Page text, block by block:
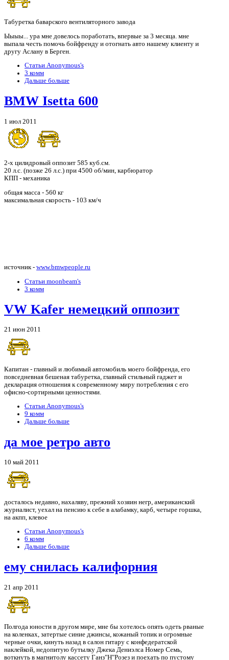
Табуретка баварского вентиляторного завода
Ыыыы... ура мне довелось поработать, впервые за 3 месяца. мне
выпала честь помочь бойфренду и отогнать авто нашему клиенту и
другу Аслану в Берген.
Статьи Anonymous's
3 комм
Дальше больше
BMW Isetta 600
1 июл 2011
2-х цилидровый оппозит 585 куб.см.
20 л.с. (позже 26 л.с.) при 4500 об/мин, карбюратор
КПП - механика
общая масса - 560 кг
максимальная скорость - 103 км/ч
источник - www.bmwpeople.ru
Статьи moonbeam's
3 комм
VW Kafer немецкий оппозит
21 июн 2011
Капитан - главный и любимый автомобиль моего бойфренда, его
повседневная бешеная табуретка, главный стильный гаджет и
декларация отношения к современному миру потребления с его
офисно-сортирными ценностями.
Статьи Anonymous's
9 комм
Дальше больше
да мое ретро авто
10 май 2011
досталось недавно, нахаляву, прежний хозяин негр, американский
журналист, уехал на пенсию к себе в алабамку, карб, четыре горшка,
на акпп, клевое
Статьи Anonymous's
6 комм
Дальше больше
ему снилась калифорния
21 апр 2011
Полгода юности в другом мире, мне бы хотелось опять одеть рваные
на коленках, затертые синие джинсы, кожаный топик и огромные
черные очки, кинуть назад в салон гитару с конфедератской
наклейкой, недопитую бутылку Джека Дениэлса Номер Семь,
воткнуть в магнитолу кассету Ганз"Н"Розез и поехать по пустому